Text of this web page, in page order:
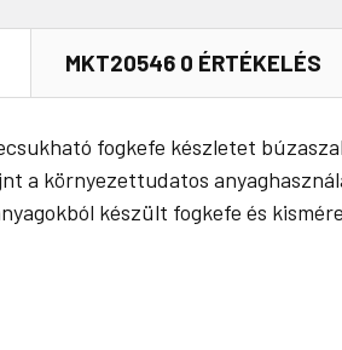
MKT20546 0 ÉRTÉKELÉS
fogkefe készletet
a környezettudatos
készült fogkefe és